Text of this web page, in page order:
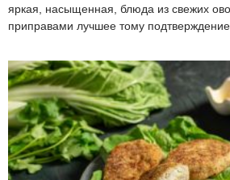
яркая, насыщенная, блюда из свежих
приправами лучшее тому